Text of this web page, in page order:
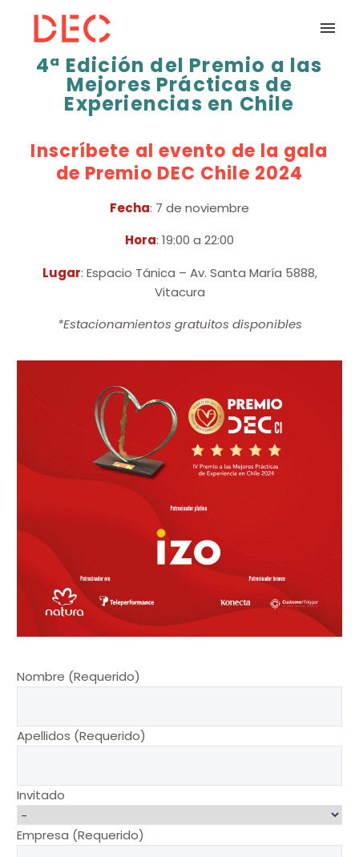
4ª Edición del Premio a las
Mejores Prácticas de
Experiencias en Chile
Inscríbete al evento de la gala
de Premio DEC Chile 2024
Fecha: 7 de noviembre
Hora: 19:00 a 22:00
Lugar: Espacio Tánica – Av. Santa María 5888,
Vitacura
*Estacionamientos gratuitos disponibles
Nombre (Requerido)
Apellidos (Requerido)
Invitado
Empresa (Requerido)